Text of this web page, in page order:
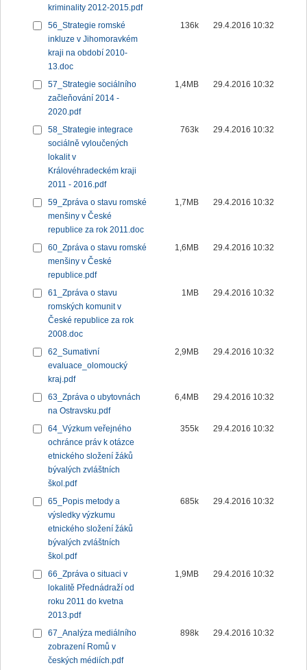
kriminality 2012-2015.pdf
56_Strategie romské
inkluze v Jihomoravkém
kraji na období 2010-
13.doc
136k 29.4.2016 10:32
57_Strategie sociálního
začleňování 2014 -
2020.pdf
1,4MB 29.4.2016 10:32
58_Strategie integrace
sociálně vyloučených
lokalit v
Královéhradeckém kraji
2011 - 2016.pdf
763k 29.4.2016 10:32
59_Zpráva o stavu romské
menšiny v České
republice za rok 2011.doc
1,7MB 29.4.2016 10:32
60_Zpráva o stavu romské
menšiny v České
republice.pdf
1,6MB 29.4.2016 10:32
61_Zpráva o stavu
romských komunit v
České republice za rok
2008.doc
1MB 29.4.2016 10:32
62_Sumativní
evaluace_olomoucký
kraj.pdf
2,9MB 29.4.2016 10:32
63_Zpráva o ubytovnách
na Ostravsku.pdf
6,4MB 29.4.2016 10:32
64_Výzkum veřejného
ochránce práv k otázce
etnického složení žáků
bývalých zvláštních
škol.pdf
355k 29.4.2016 10:32
65_Popis metody a
výsledky výzkumu
etnického složení žáků
bývalých zvláštních
škol.pdf
685k 29.4.2016 10:32
66_Zpráva o situaci v
lokalitě Přednádraží od
roku 2011 do kvetna
2013.pdf
1,9MB 29.4.2016 10:32
67_Analýza mediálního
zobrazení Romů v
českých médiích.pdf
898k 29.4.2016 10:32